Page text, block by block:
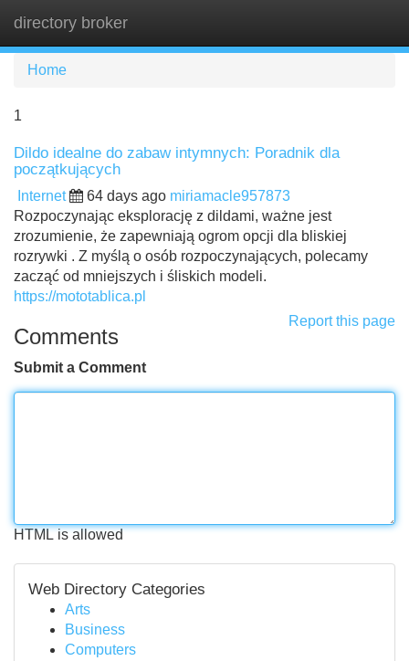
directory broker
Home
1
Dildo idealne do zabaw intymnych: Poradnik dla
początkujących
Internet 64 days ago miriamacle957873
Rozpoczynając eksplorację z dildami, ważne jest
zrozumienie, że zapewniają ogrom opcji dla bliskiej
rozrywki . Z myślą o osób rozpoczynających, polecamy
zacząć od mniejszych i śliskich modeli.
https://mototablica.pl
Report this page
Comments
Submit a Comment
HTML is allowed
Web Directory Categories
Arts
Business
Computers